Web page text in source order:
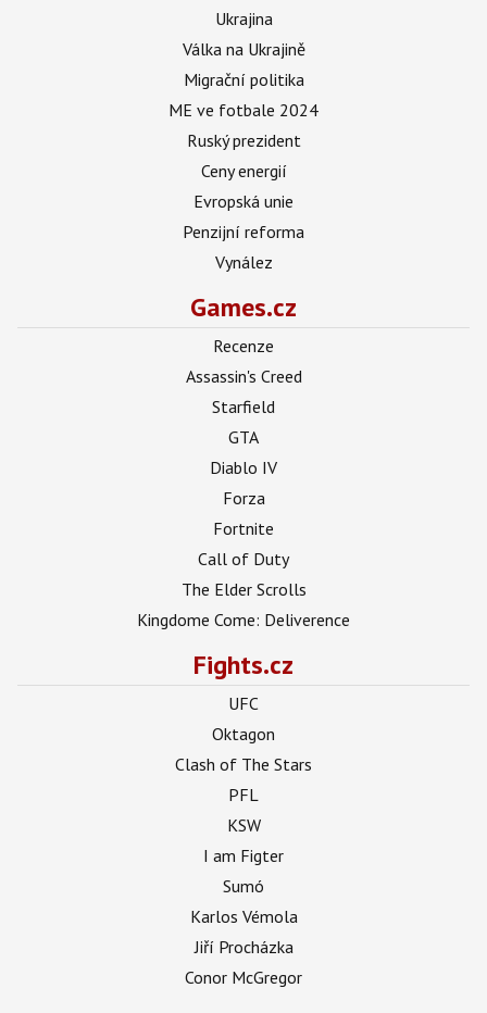
Ukrajina
Válka na Ukrajině
Migrační politika
ME ve fotbale 2024
Ruský prezident
Ceny energií
Evropská unie
Penzijní reforma
Vynález
Games.cz
Recenze
Assassin's Creed
Starfield
GTA
Diablo IV
Forza
Fortnite
Call of Duty
The Elder Scrolls
Kingdome Come: Deliverence
Fights.cz
UFC
Oktagon
Clash of The Stars
PFL
KSW
I am Figter
Sumó
Karlos Vémola
Jiří Procházka
Conor McGregor